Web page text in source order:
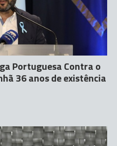
Portuguesa Contra o
36 anos de existência